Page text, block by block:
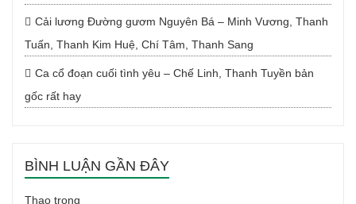
Cải lương Đường gươm Nguyên Bá – Minh Vương, Thanh
Tuấn, Thanh Kim Huệ, Chí Tâm, Thanh Sang
Ca cổ đoạn cuối tình yêu – Chế Linh, Thanh Tuyền bản
gốc rất hay
BÌNH LUẬN GẦN ĐÂY
Thao trong